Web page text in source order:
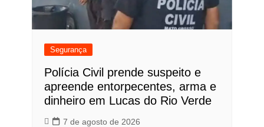
Segurança
Polícia Civil prende suspeito e
apreende entorpecentes, arma e
dinheiro em Lucas do Rio Verde
7 de agosto de 2026